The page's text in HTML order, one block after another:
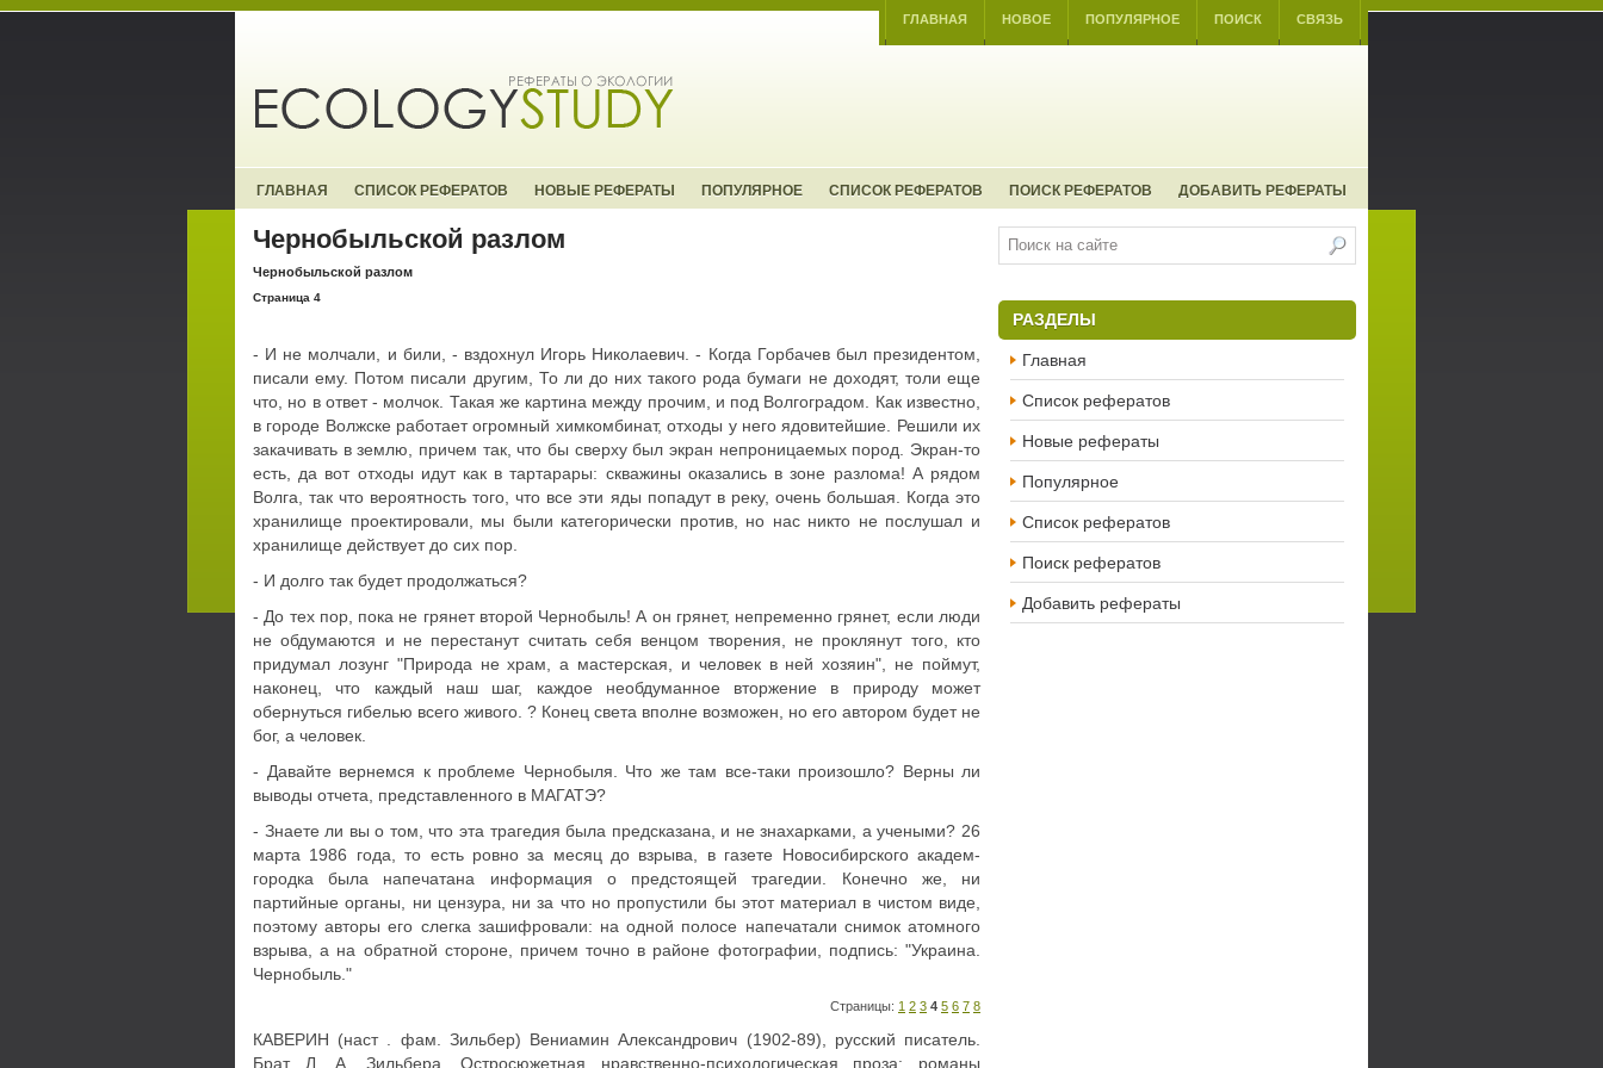
ГЛАВНАЯ НОВОЕ ПОПУЛЯРНОЕ ПОИСК СВЯЗЬ
ГЛАВНАЯ СПИСОК РЕФЕРАТОВ НОВЫЕ РЕФЕРАТЫ ПОПУЛЯРНОЕ СПИСОК РЕФЕРАТОВ ПОИСК РЕФЕРАТОВ ДОБАВИТЬ РЕФЕРАТЫ
Чернобыльской разлом
Чернобыльской разлом
Страница 4
- И не молчали, и били, - вздохнул Игорь Николаевич. - Когда Горбачев был президентом,
писали ему. Потом писали другим, То ли до них такого рода бумаги не доходят, толи еще
что, но в ответ - молчок. Такая же картина между прочим, и под Волгоградом. Как извест­но,
в городе Волжске работает огромный химкомбинат, отходы у него ядовитейшие. Решили их
закачивать в землю, причем так, что бы сверху был экран непроницаемых пород. Экран-то
есть, да вот отходы идут как в тартарары: скважины оказались в зоне разлома! А рядом
Волга, так что вероятность того, что все эти яды попадут в реку, очень большая. Когда это
хранилище проектировали, мы были категори­чески против, но нас никто не послушал и
хранилище действует до сих пор.
- И долго так будет продолжаться?
- До тех пор, пока не грянет второй Чернобыль! А он грянет, непременно грянет, если люди
не обдумаются и не перестанут считать себя венцом творения, не проклянут того, кто
придумал лозунг "Приро­да не храм, а мастерская, и человек в ней хозяин", не поймут,
наконец, что каждый наш шаг, каждое необдуманное вторжение в природу может
обернуться гибелью всего живого. ? Конец света вполне возможен, но его автором будет не
бог, а человек.
- Давайте вернемся к проблеме Чернобыля. Что же там все-таки произошло? Верны ли
выводы отчета, представленного в МАГАТЭ?
- Знаете ли вы о том, что эта трагедия была предсказана, и не знахарками, а учеными? 26
марта 1986 года, то есть ровно за месяц до взрыва, в газете Новосибирского академ-
городка была напечатана инфор­мация о предстоящей трагедии. Конечно же, ни
партийные органы, ни цензура, ни за что но пропустили бы этот материал в чистом виде,
поэтому авторы его слегка зашифровали: на одной полосе напечатали снимок атомного
взрыва, а на обратной стороне, причем точно в районе фотографии, подпись: "Украина.
Чернобыль."
Страницы: 1 2 3 4 5 6 7 8
КАВЕРИН (наст . фам. Зильбер) Вениамин Александрович (1902-89), русский писатель.
Брат Л. А. Зильбера. Остросюжетная нравственно-психологическая проза: романы
РАЗДЕЛЫ
Главная
Список рефератов
Новые рефераты
Популярное
Список рефератов
Поиск рефератов
Добавить рефераты